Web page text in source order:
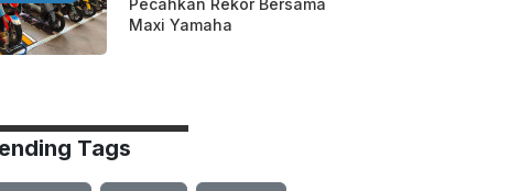
Pecahkan Rekor Bersama
Maxi Yamaha
Tags